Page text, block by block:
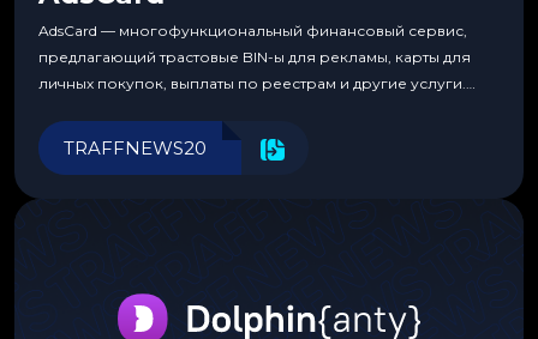
AdsCard — многофункциональный финансовый сервис,
предлагающий трастовые BIN-ы для рекламы, карты для
личных покупок, выплаты по реестрам и другие услуги.
инструменты для управления финансами.
TRAFFNEWS20